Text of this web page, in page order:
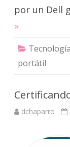
por un Dell
»
Tecnología
portátil
dchaparro